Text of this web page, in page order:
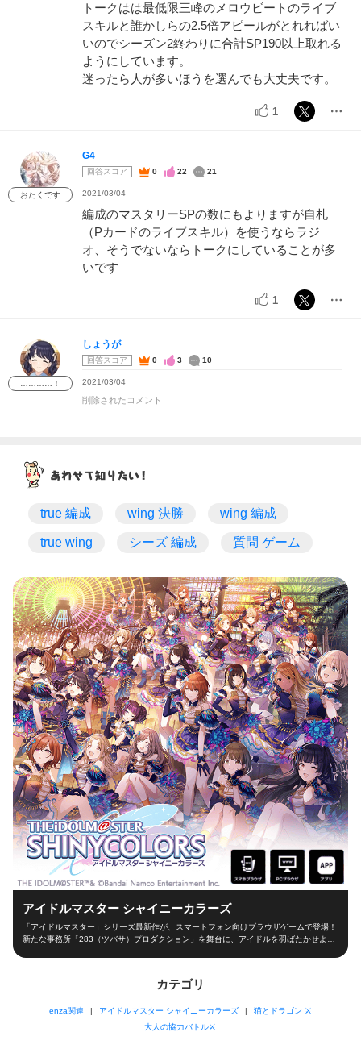
トークはは最低限三峰のメロウビートのライブ
スキルと誰かしらの2.5倍アピールがとれればい
いのでシーズン2終わりに合計SP190以上取れる
ようにしています。
迷ったら人が多いほうを選んでも大丈夫です。
1
おたくです
G4
回答スコア 0 22 21
2021/03/04
編成のマスタリーSPの数にもよりますが自札
（Pカードのライブスキル）を使うならラジ
オ、そうでないならトークにしていることが多
いです
1
…………！
しょうが
回答スコア 0 3 10
2021/03/04
削除されたコメント
true 編成 wing 決勝 wing 編成
true wing シーズ 編成 質問 ゲーム
アイドルマスター シャイニーカラーズ
「アイドルマスター」シリーズ最新作が、スマートフォン向けブラウザゲームで登場！
新たな事務所「283（ツバサ）プロダクション」を舞台に、アイドルを羽ばたかせよ
て、レッスンやお仕事、オーディションなどの行動を選択！限られた期間の中でアイド
出場できるかは、プロデューサーの腕次第！ ■アイドルと信頼関係を深めよう！■ アイ
ドルと信頼関係を築くのもプロデューサーの大切なお仕事！朝の挨拶からライブ直前ま
カテゴリ
enza関連 アイドルマスター シャイニーカラーズ
猫とドラゴン ⚔
大人の協力バトル⚔